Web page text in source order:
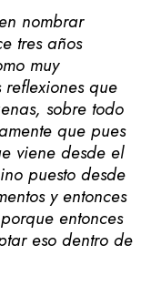
nombrar
tres años
muy
reflexiones que
sobre todo
que pues
viene desde el
puesto desde
y entonces
entonces
eso dentro de